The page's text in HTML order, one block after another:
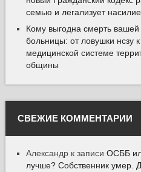
семью и легализует насилие.
Кому выгодна смерть вашей
больницы: от ловушки нсзу
медицинской системе
общины
СВЕЖИЕ КОММЕНТАРИИ
Александрк записи ОСББ
лучше? Собственник умер.